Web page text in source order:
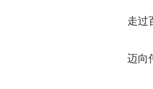
走过百
迈向伟